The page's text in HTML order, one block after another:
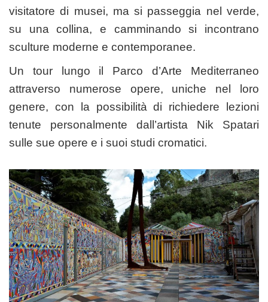
visitatore di musei, ma si passeggia nel verde,
su una collina, e camminando si incontrano
sculture moderne e contemporanee.
Un tour lungo il Parco d’Arte Mediterraneo
attraverso numerose opere, uniche nel loro
genere, con la possibilità di richiedere lezioni
tenute personalmente dall’artista Nik Spatari
sulle sue opere e i suoi studi cromatici.